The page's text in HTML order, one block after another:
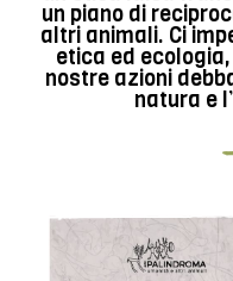
un piano di
altri animali. Ci
etica ed
nostre azioni
natura e